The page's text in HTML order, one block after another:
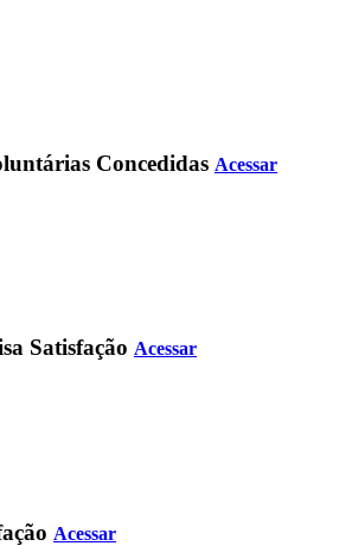
Concedidas Acessar
Satisfação Acessar
Acessar